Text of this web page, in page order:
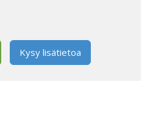
Kysy lisätietoa